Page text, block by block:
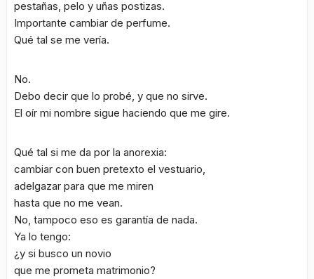
pestañas, pelo y uñas postizas.
Importante cambiar de perfume.
Qué tal se me vería.
No.
Debo decir que lo probé, y que no sirve.
El oír mi nombre sigue haciendo que me gire.
Qué tal si me da por la anorexia:
cambiar con buen pretexto el vestuario,
adelgazar para que me miren
hasta que no me vean.
No, tampoco eso es garantía de nada.
Ya lo tengo:
¿y si busco un novio
que me prometa matrimonio?